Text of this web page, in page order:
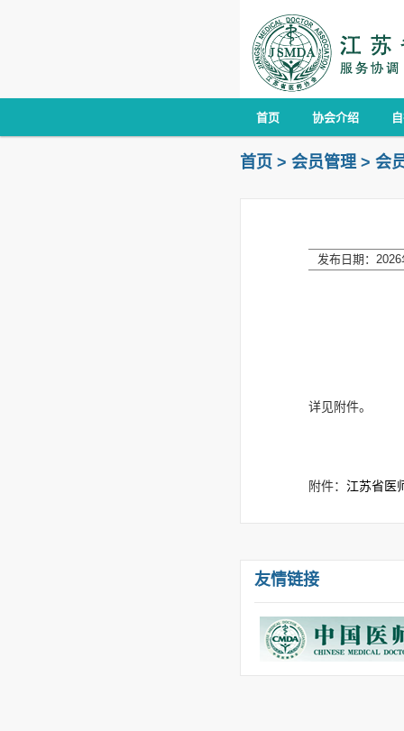
首页 协会介绍
首页 > 会员管理> 会
发布日期：
详见附件。
附件： 江苏省医
友情链接